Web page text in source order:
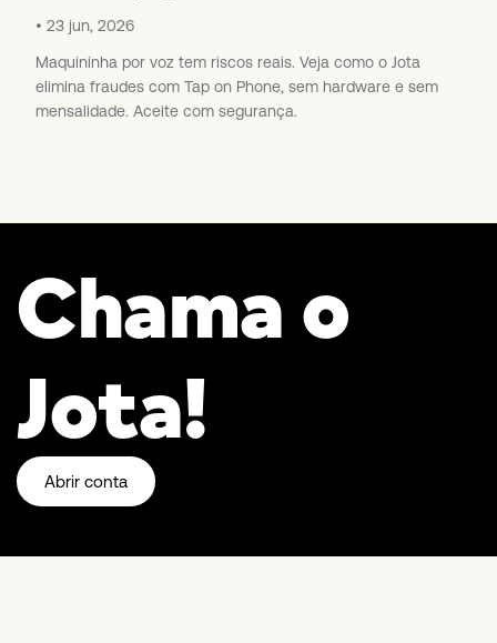
23 jun, 2026
Maquininha por voz tem riscos reais. Veja como o Jota
elimina fraudes com Tap on Phone, sem hardware e sem
mensalidade. Aceite com segurança.
Chama o
Jota!
Abrir conta